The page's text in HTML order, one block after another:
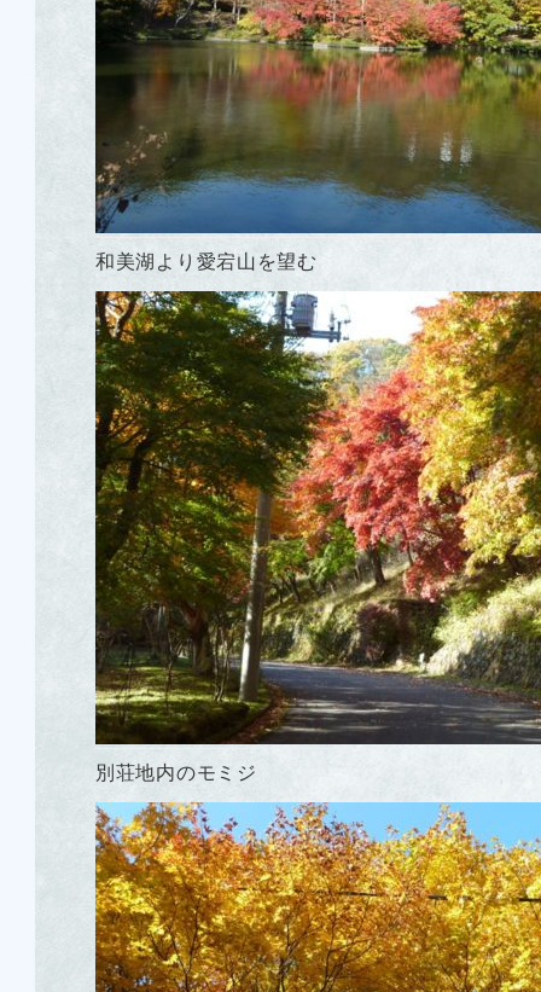
和美湖より愛宕山を望む
別荘地内のモミジ